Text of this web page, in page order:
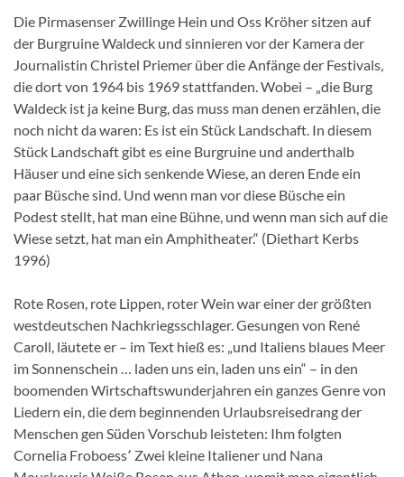
Die Pirmasenser Zwillinge Hein und Oss Kröher sitzen auf
der Burgruine Waldeck und sinnieren vor der Kamera der
Journalistin Christel Priemer über die Anfänge der Festivals,
die dort von 1964 bis 1969 stattfanden. Wobei – „die Burg
Waldeck ist ja keine Burg, das muss man denen erzählen, die
noch nicht da waren: Es ist ein Stück Landschaft. In diesem
Stück Landschaft gibt es eine Burgruine und anderthalb
Häuser und eine sich senkende Wiese, an deren Ende ein
paar Büsche sind. Und wenn man vor diese Büsche ein
Podest stellt, hat man eine Bühne, und wenn man sich auf die
Wiese setzt, hat man ein Amphitheater.“ (Diethart Kerbs
1996)
Rote Rosen, rote Lippen, roter Wein war einer der größten
westdeutschen Nachkriegsschlager. Gesungen von René
Caroll, läutete er – im Text hieß es: „und Italiens blaues Meer
im Sonnenschein … laden uns ein, laden uns ein“ – in den
boomenden Wirtschaftswunderjahren ein ganzes Genre von
Liedern ein, die dem beginnenden Urlaubsreisedrang der
Menschen gen Süden Vorschub leisteten: Ihm folgten
Cornelia Froboess՚ Zwei kleine Italiener und Nana